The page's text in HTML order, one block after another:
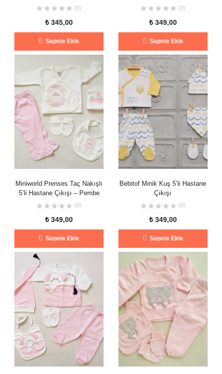
(0)
₺ 345,00
Sepete Ekle
(0)
₺349,00
Sepete Ekle
Miniworld Prenses Taç Nakışlı
5’li Hastane Çıkışı – Pembe
(0)
₺ 349,00
Sepete Ekle
Bebitof Minik Kuş 5’li Hastane
Çıkışı
(0)
₺349,00
Sepete Ekle